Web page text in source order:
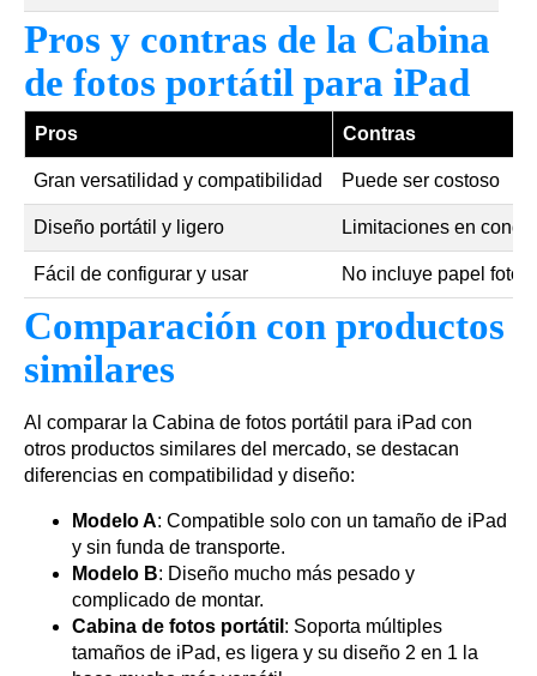
Pros y contras de la Cabina
de fotos portátil para iPad
Pros Contras
Gran versatilidad y compatibilidad Puede ser costoso
Diseño portátil y ligero Limitaciones en
Fácil de configurar y usar No incluye papel
Comparación con productos
similares
Al comparar la Cabina de fotos portátil para iPad con
otros productos similares del mercado, se destacan
diferencias en compatibilidad y diseño:
Modelo A: Compatible solo con un tamaño de iPad
y sin funda de transporte.
Modelo B: Diseño mucho más pesado y
complicado de montar.
Cabina de fotos portátil : Soporta múltiples
tamaños de iPad, es ligera y su diseño 2 en 1 la